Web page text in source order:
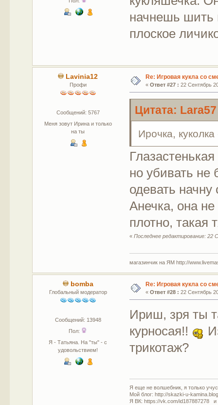
начнешь шить
плоское
Lavinia12
Профи
Сообщений: 5767
Меня зовут Ирина и только
на ты
Re: Игровая кукла со
« Ответ #27 : 22 Сентябрь
Цитата:
Ирочка,
но убивать не
одевать
Анечка, она
плотно, такая
«Последнее редактирование: 22
магазинчик на ЯМ http://
bomba
Глобальный модератор
Сообщений: 13948
Пол:
Я - Татьяна. На "ты" - с
удовольствием!
Re: Игровая кукла со
« Ответ #28 : 22 Сентябрь
Ириш, зря ты
курносая!!
трикотаж?
Я еще не волшебник, я только
Мой блог: http://skazki-u-
Я ВК: https://vk.com/id187887278 и